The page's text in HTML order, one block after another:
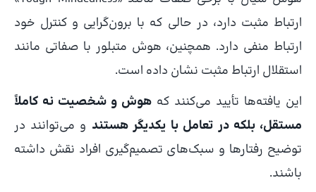
ارتباط مثبت دارد، در حالی که با برون‌گرایی و کنترل خود
ارتباط منفی دارد. همچنین، هوش متبلور با صفاتی مانند
استقلال ارتباط مثبت نشان داده است.
این یافته‌ها تأیید می‌کنند کههوش و شخصیت نه کاملاً
مستقل، بلکه در تعامل با یکدیگر هستند و می‌توانند در
توضیح رفتارها و سبک‌های تصمیم‌گیری افراد نقش داشته
باشند.